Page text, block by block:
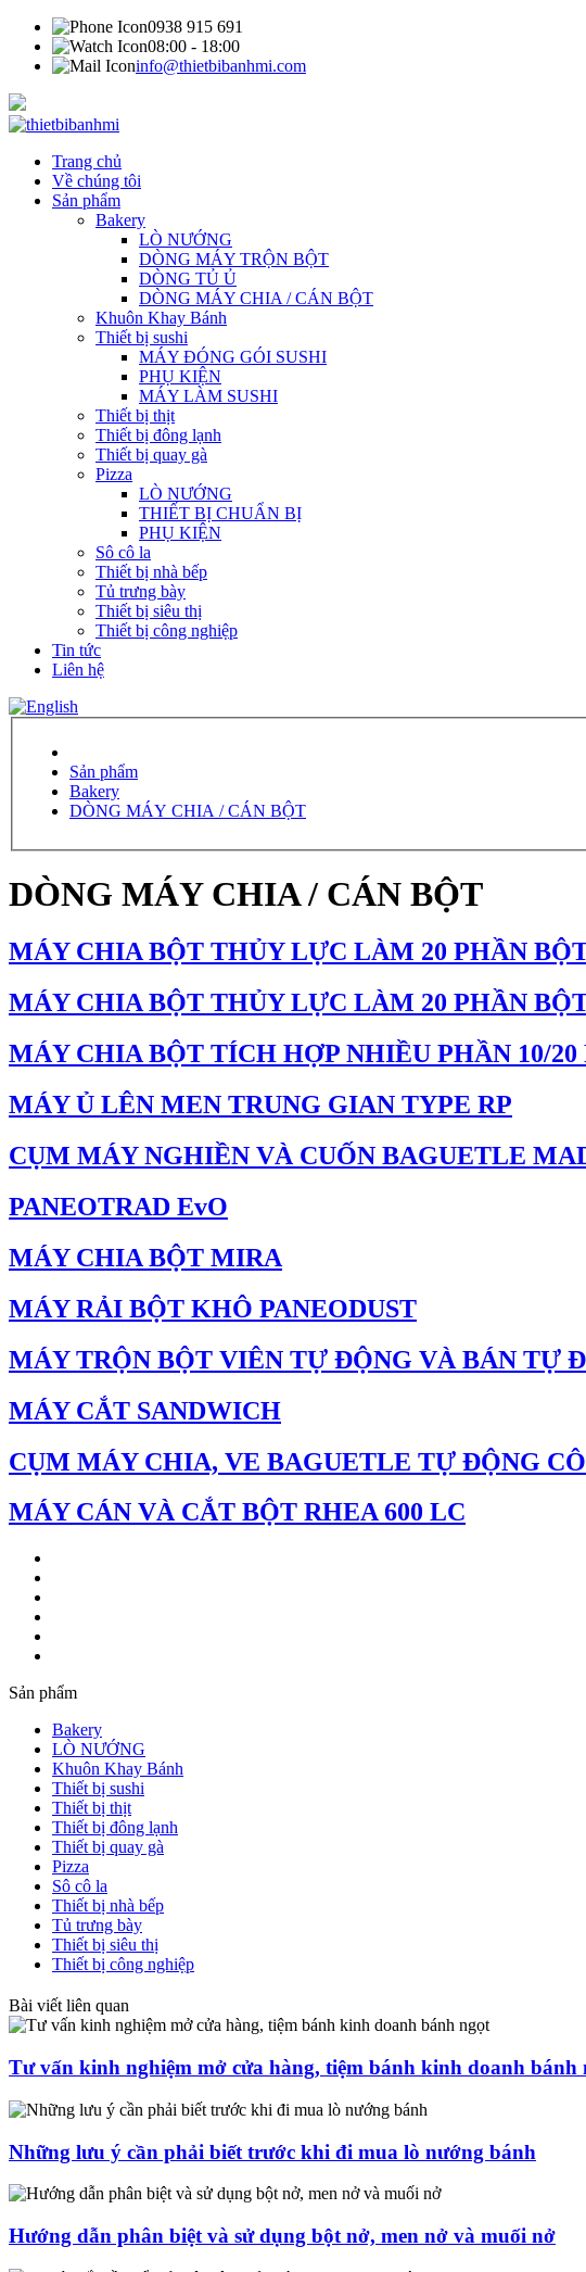
0938 915 691
08:00 - 18:00
info@thietbibanhmi.com
Trang chủ
Về chúng tôi
Sản phẩm
Bakery
LÒ NƯỚNG
DÒNG MÁY TRỘN BỘT
DÒNG TỦ Ủ
DÒNG MÁY CHIA / CÁN BỘT
Khuôn Khay Bánh
Thiết bị sushi
MÁY ĐÓNG GÓI SUSHI
PHỤ KIỆN
MÁY LÀM SUSHI
Thiết bị thịt
Thiết bị đông lạnh
Thiết bị quay gà
Pizza
LÒ NƯỚNG
THIẾT BỊ CHUẨN BỊ
PHỤ KIỆN
Sô cô la
Thiết bị nhà bếp
Tủ trưng bày
Thiết bị siêu thị
Thiết bị công nghiệp
Tin tức
Liên hệ
Sản phẩm
Bakery
DÒNG MÁY CHIA / CÁN BỘT
DÒNG MÁY CHIA / CÁN BỘT
MÁY CHIA BỘT THỦY LỰC LÀM 20 PHẦN
MÁY CHIA BỘT THỦY LỰC LÀM 20 PHẦN
MÁY CHIA BỘT TÍCH HỢP NHIỀU PHẦN 10/
MÁY Ủ LÊN MEN TRUNG GIAN TYPE RP
CỤM MÁY NGHIỀN VÀ CUỐN BAGUETLE
PANEOTRAD EvO
MÁY CHIA BỘT MIRA
MÁY RẢI BỘT KHÔ PANEODUST
MÁY TRỘN BỘT VIÊN TỰ ĐỘNG VÀ BÁN TỰ
MÁY CẮT SANDWICH
CỤM MÁY CHIA, VE BAGUETLE TỰ ĐỘNG
MÁY CÁN VÀ CẮT BỘT RHEA 600 LC
Sản phẩm
Bakery
LÒ NƯỚNG
Khuôn Khay Bánh
Thiết bị sushi
Thiết bị thịt
Thiết bị đông lạnh
Thiết bị quay gà
Pizza
Sô cô la
Thiết bị nhà bếp
Tủ trưng bày
Thiết bị siêu thị
Thiết bị công nghiệp
Bài viết liên quan
Tư vấn kinh nghiệm mở cửa hàng, tiệm bánh kinh doanh bánh
Những lưu ý cần phải biết trước khi đi mua lò nướng bánh
Hướng dẫn phân biệt và sử dụng bột nở, men nở và muối nở